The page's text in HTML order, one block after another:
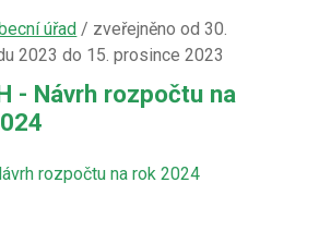
úřad / zveřejněno od 30.
2023 do 15. prosince 2023
- Návrh rozpočtu na
rozpočtu na rok 2024